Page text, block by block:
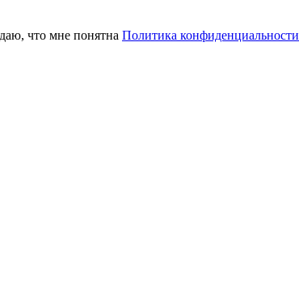
что мне понятна Политика конфиденциальности